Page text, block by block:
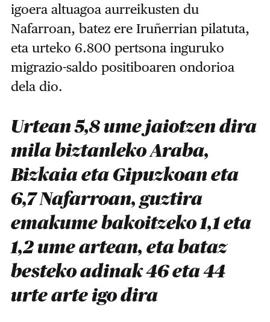
igoera altuagoa aurreikusten du
Nafarroan, batez ere Iruñerrian pilatuta,
eta urteko 6.800 pertsona inguruko
migrazio-saldo positiboaren ondorioa
dela dio.
Urtean 5,8 ume jaiotzen dira
mila biztanleko Araba,
Bizkaia eta Gipuzkoan eta
6,7 Nafarroan, guztira
emakume bakoitzeko 1,1 eta
1,2 ume artean, eta bataz
besteko adinak 46 eta 44
urte arte igo dira